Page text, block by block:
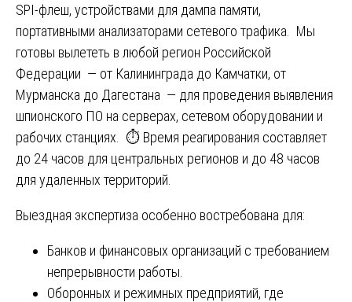
SPI-флеш, устройствами для дампа памяти,
портативными анализаторами сетевого трафика. Мы
готовы вылететь в любой регион Российской
Федерации — от Калининграда до Камчатки, от
Мурманска до Дагестана — для проведения выявления
шпионского ПО на серверах, сетевом оборудовании и
рабочих станциях. ⏱️ Время реагирования составляет
до 24 часов для центральных регионов и до 48 часов
для удаленных территорий.
Выездная экспертиза особенно востребована для:
Банков и финансовых организаций с требованием
непрерывности работы.
Оборонных и режимных предприятий, где